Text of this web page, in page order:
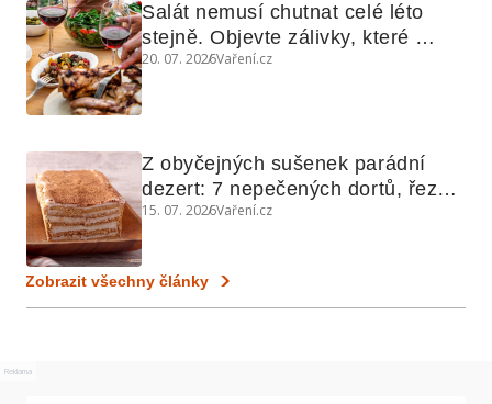
Salát nemusí chutnat celé léto
stejně. Objevte zálivky, které
využijete i na maso, nudle nebo
20. 07. 2026Vaření.cz
Z obyčejných sušenek parádní
dezert: 7 nepečených dortů, řezů
a koláčů
15. 07. 2026Vaření.cz
Zobrazit všechny články
Reklama